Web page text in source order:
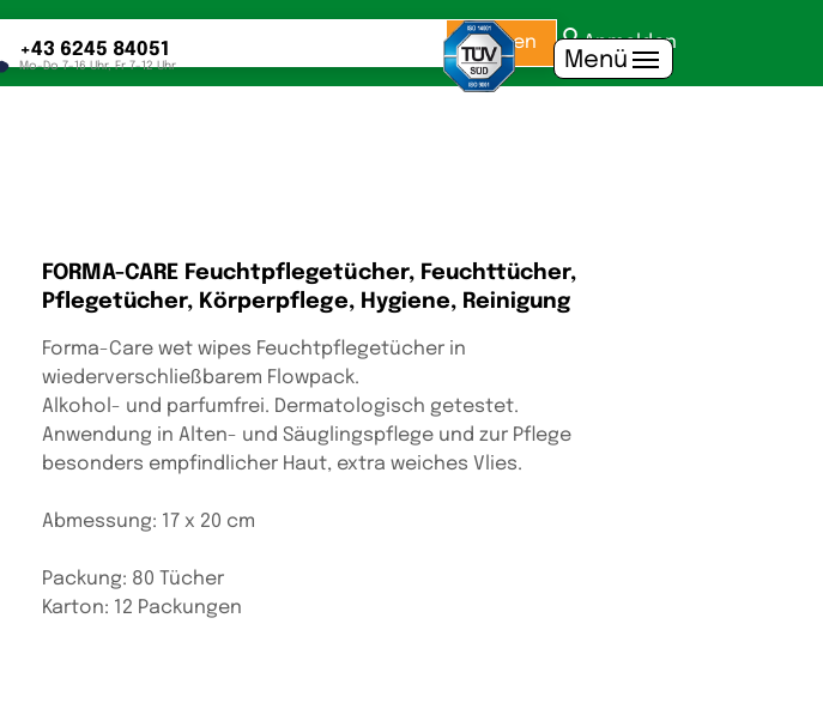
+43 6245 84051
Mo-Do 7-16 Uhr, Fr 7-12 Uhr Menü
Suchen Anmelden
FORMA-CARE Feuchtpflegetücher, Feuchttücher,
Pflegetücher, Körperpflege, Hygiene, Reinigung
Forma-Care wet wipes Feuchtpflegetücher in
wiederverschließbarem Flowpack.
Alkohol- und parfumfrei. Dermatologisch getestet.
Anwendung in Alten- und Säuglingspflege und zur Pflege
besonders empfindlicher Haut, extra weiches Vlies.
Abmessung: 17 x 20 cm
Packung: 80 Tücher
Karton: 12 Packungen